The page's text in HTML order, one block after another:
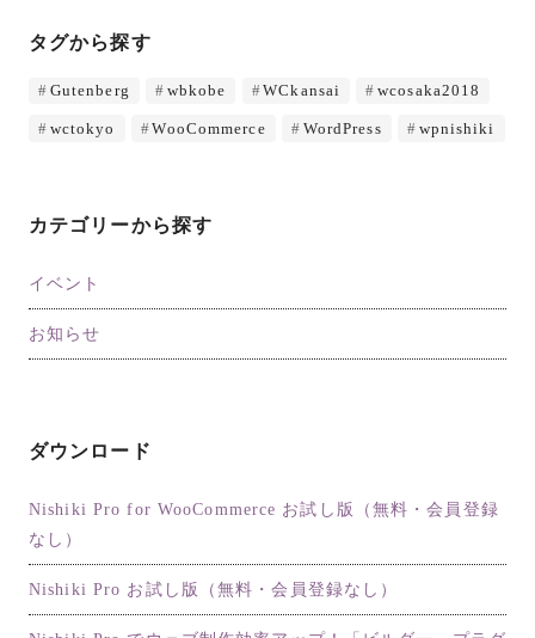
タグから探す
Gutenberg wbkobe WCkansai wcosaka2018
wctokyo WooCommerce WordPress wpnishiki
カテゴリーから探す
イベント
お知らせ
ダウンロード
Nishiki Pro for WooCommerce お試し版（無料・会員登録
なし）
Nishiki Pro お試し版（無料・会員登録なし）
マニュアル検索